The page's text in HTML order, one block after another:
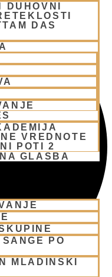
DAS
VREDNOTE
POTI 2
GLASBA
PO
MLADINSKI